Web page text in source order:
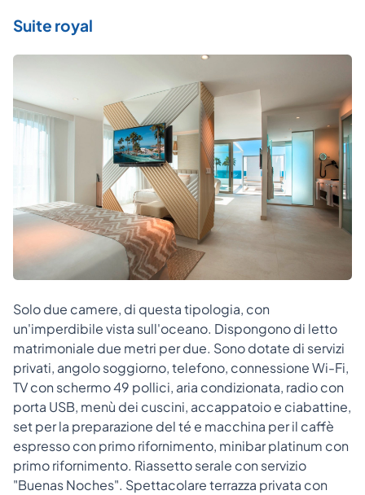
Suite royal
Solo due camere, di questa tipologia, con
un'imperdibile vista sull'oceano. Dispongono di letto
matrimoniale due metri per due. Sono dotate di servizi
privati, angolo soggiorno, telefono, connessione Wi-Fi,
TV con schermo 49 pollici, aria condizionata, radio con
porta USB, menù dei cuscini, accappatoio e ciabattine,
set per la preparazione del té e macchina per il caffè
espresso con primo rifornimento, minibar platinum con
primo rifornimento. Riassetto serale con servizio
"Buenas Noches". Spettacolare terrazza privata con